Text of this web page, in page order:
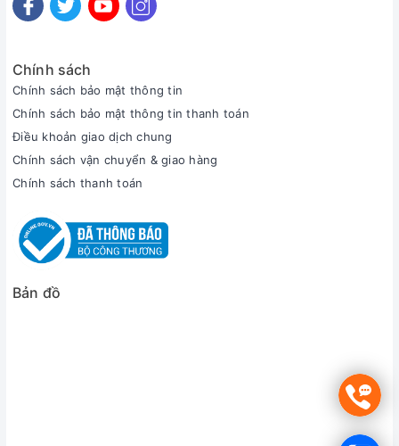
Chính sách
Chính sách bảo mật thông tin
Chính sách bảo mật thông tin thanh toán
Điều khoản giao dịch chung
Chính sách vận chuyển & giao hàng
Chính sách thanh toán
Bản đồ